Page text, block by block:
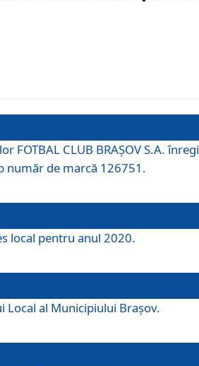
FOTBAL CLUB BRAȘOV S.A.
număr de marcă 126751.
local pentru anul 2020.
Local al Municipiului Braşov.